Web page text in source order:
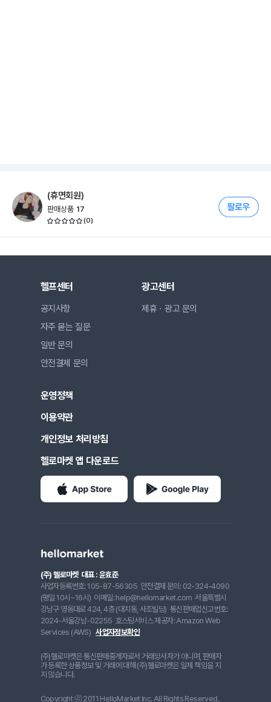
(휴면회원)
판매상품 17
(0)
헬프센터
공지사항
자주 묻는 질문
일반 문의
안전결제 문의
광고센터
제휴ㆍ광고 문의
운영정책
이용약관
개인정보 처리방침
헬로마켓 앱 다운로드
(주) 헬로마켓 대표 : 윤효준
사업자등록번호: 105-87-56305 안전결제 문의: 02-324-4090
(평일 10시~16시) 이메일: help@hellomarket.com 서울특별시
강남구 영동대로 424, 4층 (대치동, 사조빌딩) 통신판매업신고번호:
2024-서울강남-02255 호스팅서비스 제공자: Amazon Web
Services (AWS) 사업자정보확인
(주)헬로마켓은 통신판매중개자로서 거래당사자가 아니며, 판매자
가 등록한 상품정보 및 거래에 대해 (주)헬로마켓은 일체 책임을 지
지 않습니다.
Copyright ⓒ 2011 HelloMarket Inc. All Rights Reserved.